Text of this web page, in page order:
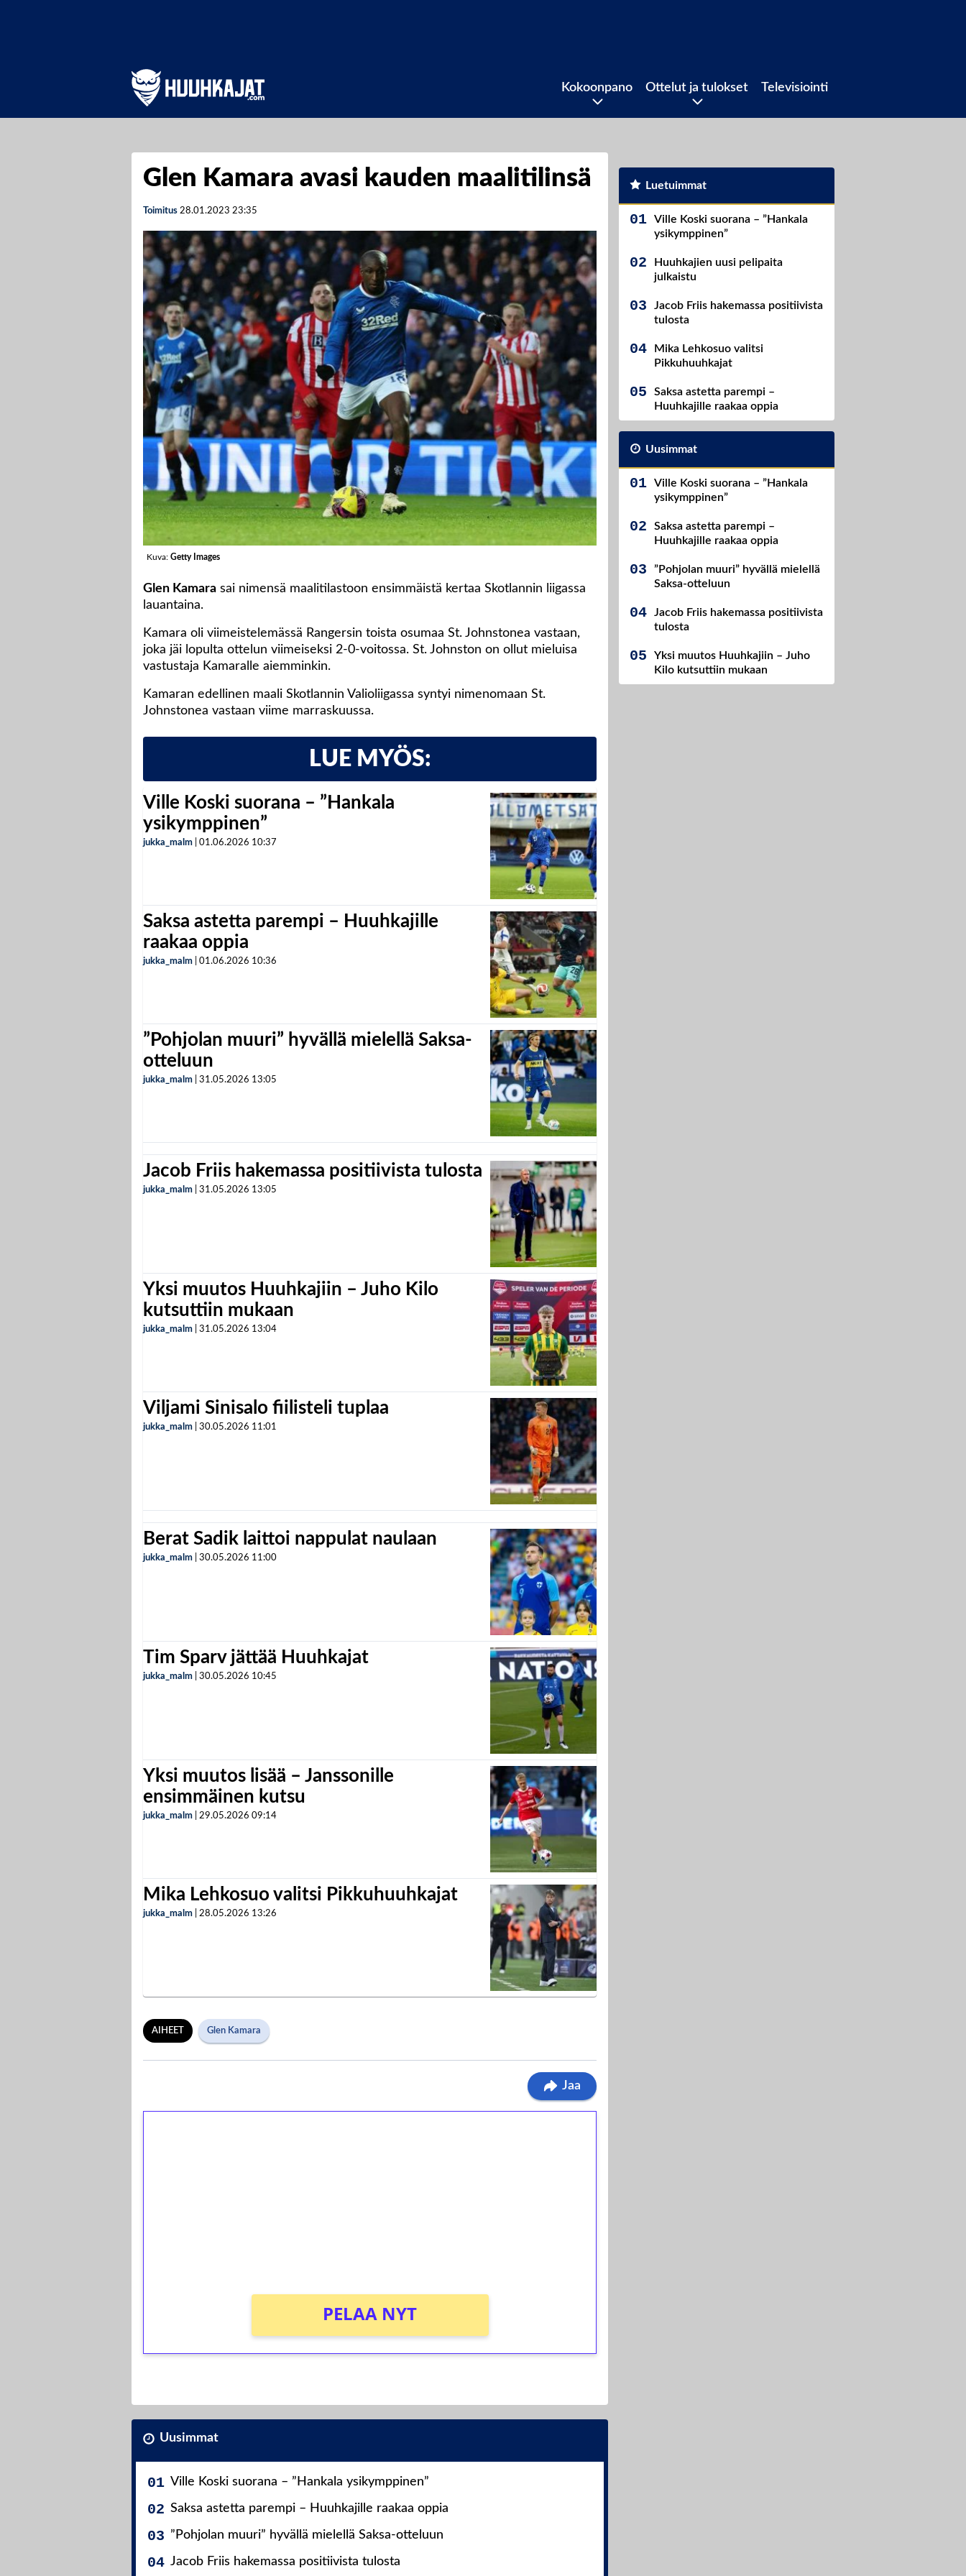
Kokoonpano Ottelut ja tulokset Televisiointi
Glen Kamara avasi kauden maalitilinsä
Toimitus 28.01.2023 23:35
Kuva: Getty Images
Glen Kamara sai nimensä maalitilastoon ensimmäistä kertaa Skotlannin liigassa
lauantaina.
Kamara oli viimeistelemässä Rangersin toista osumaa St. Johnstonea vastaan,
joka jäi lopulta ottelun viimeiseksi 2-0-voitossa. St. Johnston on ollut mieluisa
vastustaja Kamaralle aiemminkin.
Kamaran edellinen maali Skotlannin Valioliigassa syntyi nimenomaan St.
Johnstonea vastaan viime marraskuussa.
LUE MYÖS:
Ville Koski suorana – ”Hankala
ysikymppinen”
jukka_malm 01.06.2026 10:37
Saksa astetta parempi – Huuhkajille
raakaa oppia
jukka_malm 01.06.2026 10:36
”Pohjolan muuri” hyvällä mielellä Saksa-
otteluun
jukka_malm 31.05.2026 13:05
Jacob Friis hakemassa positiivista tulosta
jukka_malm 31.05.2026 13:05
Yksi muutos Huuhkajiin – Juho Kilo
kutsuttiin mukaan
jukka_malm 31.05.2026 13:04
Viljami Sinisalo fiilisteli tuplaa
jukka_malm 30.05.2026 11:01
Berat Sadik laittoi nappulat naulaan
jukka_malm 30.05.2026 11:00
Tim Sparv jättää Huuhkajat
jukka_malm 30.05.2026 10:45
Yksi muutos lisää – Janssonille
ensimmäinen kutsu
jukka_malm 29.05.2026 09:14
Mika Lehkosuo valitsi Pikkuhuuhkajat
jukka_malm 28.05.2026 13:26
AIHEET Glen Kamara
Jaa
PELAA NYT
Uusimmat
Ville Koski suorana – ”Hankala ysikymppinen”
Saksa astetta parempi – Huuhkajille raakaa oppia
”Pohjolan muuri” hyvällä mielellä Saksa-otteluun
Jacob Friis hakemassa positiivista tulosta
Luetuimmat
Ville Koski suorana – ”Hankala
ysikymppinen”
Huuhkajien uusi pelipaita
julkaistu
Jacob Friis hakemassa positiivista
tulosta
Mika Lehkosuo valitsi
Pikkuhuuhkajat
Saksa astetta parempi –
Huuhkajille raakaa oppia
Uusimmat
Ville Koski suorana – ”Hankala
ysikymppinen”
Saksa astetta parempi –
Huuhkajille raakaa oppia
”Pohjolan muuri” hyvällä mielellä
Saksa-otteluun
Jacob Friis hakemassa positiivista
tulosta
Yksi muutos Huuhkajiin – Juho
Kilo kutsuttiin mukaan